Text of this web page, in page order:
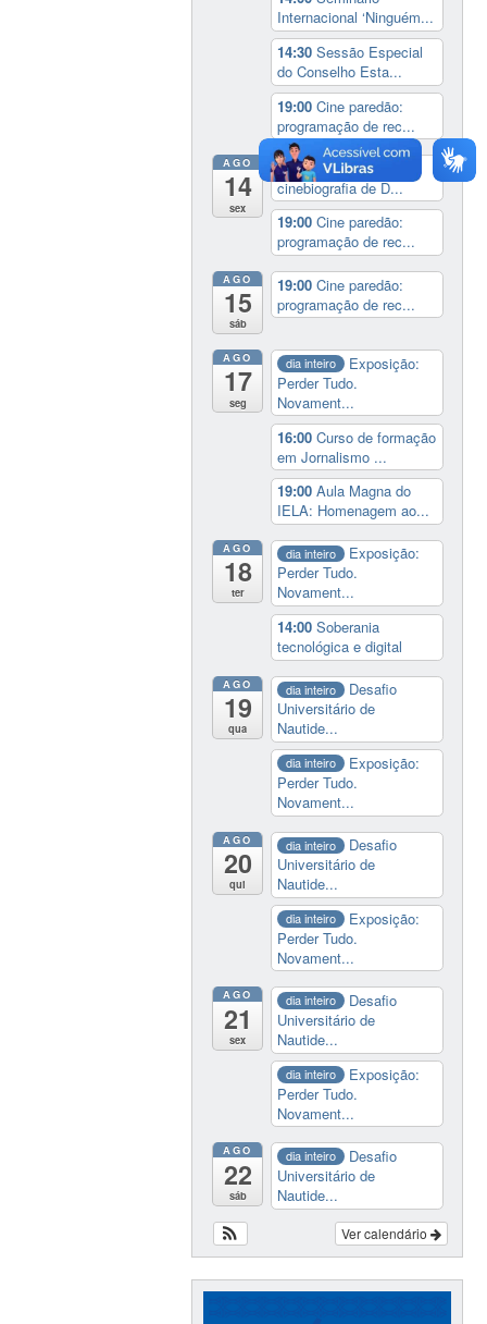
Internacional ‘Ninguém...
14:30Sessão Especial
do Conselho Esta...
19:00Cine paredão:
programação de rec...
AGO
14
sex
14:00 Lançamento da
cinebiografia de D...
19:00Cine paredão:
programação de rec...
AGO
15
sáb
19:00Cine paredão:
programação de rec...
AGO
17
seg
dia inteiro
Exposição:
Perder Tudo.
Novament...
16:00Curso de formação
em Jornalismo ...
19:00Aula Magna do
IELA: Homenagem ao...
AGO
18
ter
dia inteiro
Exposição:
Perder Tudo.
Novament...
14:00Soberania
tecnológica e digital
AGO
19
qua
dia inteiro
Desafio
Universitário de
Nautide...
dia inteiro
Exposição:
Perder Tudo.
Novament...
AGO
20
qui
dia inteiro
Desafio
Universitário de
Nautide...
dia inteiro
Exposição:
Perder Tudo.
Novament...
AGO
21
sex
dia inteiro
Desafio
Universitário de
Nautide...
dia inteiro
Exposição:
Perder Tudo.
Novament...
AGO
22
sáb
dia inteiro
Desafio
Universitário de
Nautide...
Ver calendário